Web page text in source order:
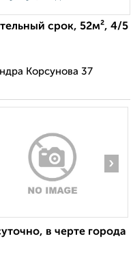
срок, 52м², 4/5
Корсунова 37
›
в черте города